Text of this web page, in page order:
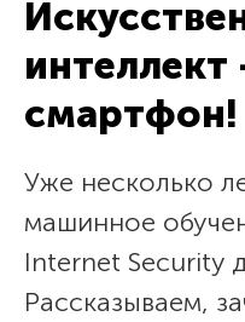
смартфон!
Уже несколько
машинное
Internet Security
Рассказываем,